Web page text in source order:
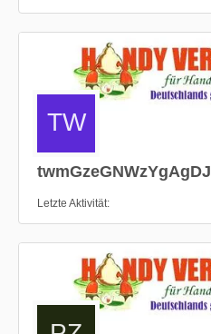
twmGzeGNWzYgAgDJ
Letzte Aktivität